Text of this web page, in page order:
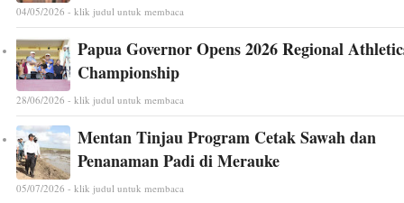
04/05/2026 - klik judul untuk membaca
Papua Governor Opens 2026 Regional
Championship
28/06/2026 - klik judul untuk membaca
Mentan Tinjau Program Cetak Sawah dan
Penanaman Padi di Merauke
05/07/2026 - klik judul untuk membaca